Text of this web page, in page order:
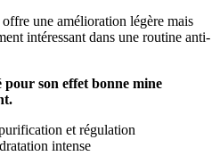
une amélioration légère mais
intéressant dans une routine anti-
pour son effet bonne mine
et régulation
intense